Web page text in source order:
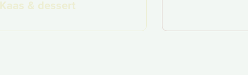
Kaas & dessert